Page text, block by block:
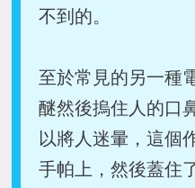
不到的。
至於常見的另一種
醚然後摀住人的口
以將人迷暈，這個
手帕上，然後蓋住